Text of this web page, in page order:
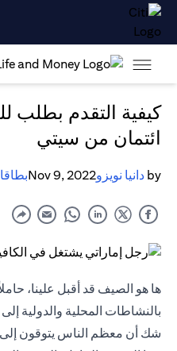
كيفية التقدم بطلب
ائتمان من سيتي
by دانيا نويزوNov 9, 2022
ها هو الصيف قد أقبل علينا،
بالنشاطات المحلية والدولية
شك أن معظم الناس يتوقون